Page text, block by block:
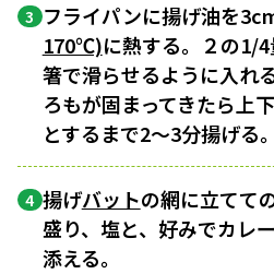
3 フライパンに揚げ油を
170℃)に熱する。２の1/
箸で滑らせるように入れ
ろもが固まってきたら上
とするまで2〜3分揚げる。
4 揚げバットの網に立てて
盛り、塩と、好みでカレ
添える。